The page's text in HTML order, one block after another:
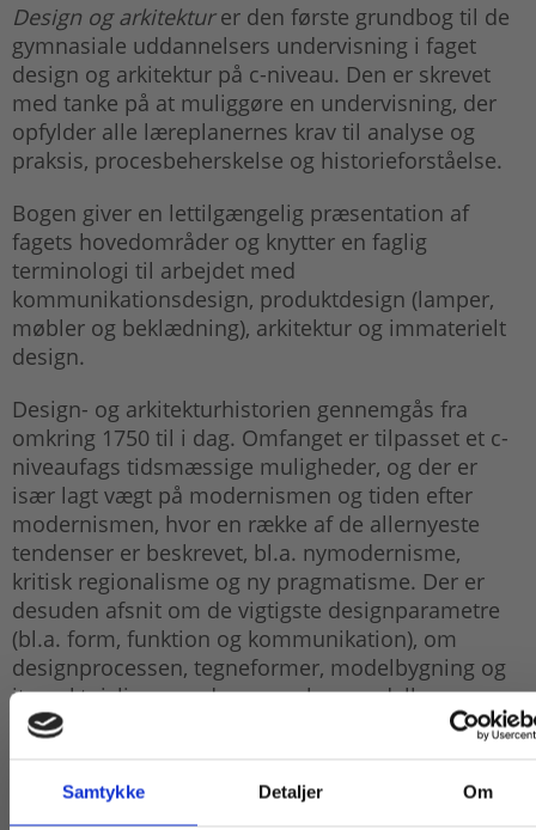
Samtykke Detaljer Om
Design og arkitekturer den første grundbog til de
gymnasiale uddannelsers undervisning i faget
design og arkitektur på c-niveau. Den er skrevet
med tanke på at muliggøre en undervisning, der
opfylder alle læreplanernes krav til analyse og
praksis, procesbeherskelse og historieforståelse.
Bogen giver en lettilgængelig præsentation af
fagets hovedområder og knytter en faglig
terminologi til arbejdet med
kommunikationsdesign, produktdesign (lamper,
møbler og beklædning), arkitektur og immaterielt
design.
Design- og arkitekturhistorien gennemgås fra
omkring 1750 til i dag. Omfanget er tilpasset et c-
niveaufags tidsmæssige muligheder, og der er
især lagt vægt på modernismen og tiden efter
modernismen, hvor en række af de allernyeste
tendenser er beskrevet, bl.a. nymodernisme,
kritisk regionalisme og ny pragmatisme. Der er
desuden afsnit om de vigtigste designparametre
(bl.a. form, funktion og kommunikation), om
designprocessen, tegneformer, modelbygning og
it-værktøj, ligesom der er analysemodeller og
eksemplariske analyser. Der er mange forslag til